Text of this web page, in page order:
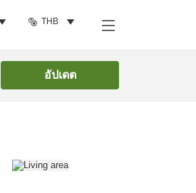
THB
อัปเดต
ค้นหาห้องพัก